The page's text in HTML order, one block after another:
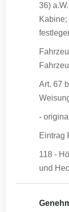
36)
Art. 67
-
Eintrag
118 -
und